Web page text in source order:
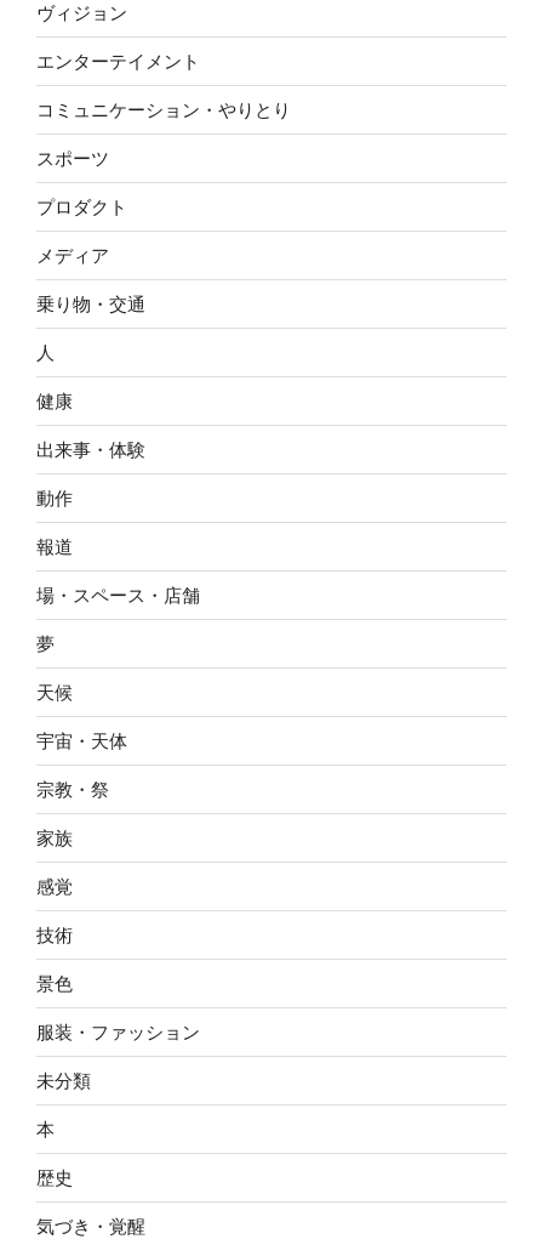
ヴィジョン
エンターテイメント
コミュニケーション・やりとり
スポーツ
プロダクト
メディア
乗り物・交通
人
健康
出来事・体験
動作
報道
場・スペース・店舗
夢
天候
宇宙・天体
宗教・祭
家族
感覚
技術
景色
服装・ファッション
未分類
本
歴史
気づき・覚醒